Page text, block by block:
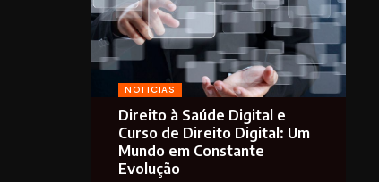
NOTICIAS
Direito à Saúde Digital e
Curso de Direito Digital: Um
Mundo em Constante
Evolução